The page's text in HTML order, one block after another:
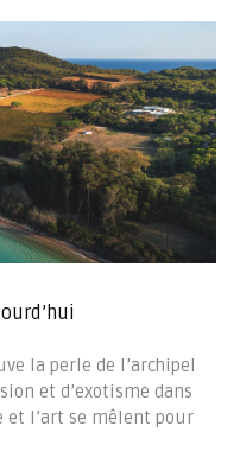
la perle de l’archipel
et d’exotisme dans
et l’art se mêlent pour